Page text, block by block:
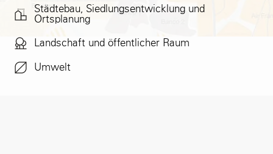
Städtebau, Siedlungsentwicklung und
Ortsplanung
Landschaft und öffentlicher Raum
Umwelt